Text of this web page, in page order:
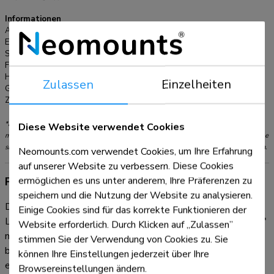
sicheres und praktisches Zug- und Lösesystem, mit dem Sie
den Bildschirm schnell und sicher anbringen und abnehmen
können. Die Halterungen können mit einem Vorhängeschloss
(nicht im Lieferumfang enthalten) verriegelt werden, um den
Bildschirm zusätzlich zu schützen. Für eine einfache und
effektive Aufbewahrung kann ein optional erhältliches AV-
Rack an der linken oder rechten Seite der Halterung
angebracht werden.
Informationen
Artikelnummer:
EAN:
8717371443269
Serie:
LEVEL 750
Farbe:
Schwarz
Hauptmaterial:
Garantie:
Zertifizierung:
*Bitte beachten: Die angegebenen Zollgrößen sind nur ein Anhaltspunkt, kombiniert
mit dem Gewicht und den VESA-Größen. Das maximale Gewicht und die VESA-Größe
sind absolute Beschränkungen für die Produkte und sollten nicht überschritten werden.
Produktinformationen
Die Neomounts WL30-750BL16 LEVEL ist die ultimative
Lösung, um ein interaktives oder schweres Display bis zu 86"
mit einer maximalen Tragkraft von 125 kg zuverlässig zu
befestigen. Diese Schwerlast-Wandhalterung verfügt über
eine hochprofilierte Wandplatte, ist für optimale Stabilität
Zulassen Einzelheiten
Diese Website verwendet Cookies
Neomounts.com verwendet Cookies, um Ihre Erfahrung
auf unserer Website zu verbessern. Diese Cookies
ermöglichen es uns unter anderem, Ihre Präferenzen zu
speichern und die Nutzung der Website zu analysieren.
Einige Cookies sind für das korrekte Funktionieren der
Website erforderlich. Durch Klicken auf „Zulassen”
stimmen Sie der Verwendung von Cookies zu. Sie
können Ihre Einstellungen jederzeit über Ihre
Browsereinstellungen ändern.